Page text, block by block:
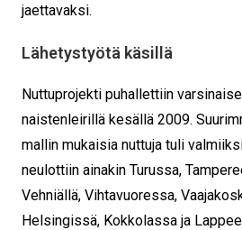
jaettavaksi.
Lähetystyötä käsillä
Nuttuprojekti puhallettiin
naistenleirillä kesällä 2009.
mallin mukaisia nuttuja tuli
neulottiin ainakin Turussa,
Vehniällä, Vihtavuoressa,
Helsingissä, Kokkolassa ja